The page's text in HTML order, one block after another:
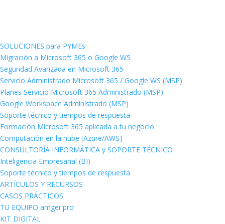
SOLUCIONES para PYMEs
Migración a Microsoft 365 o Google WS
Seguridad Avanzada en Microsoft 365
Servicio Administrado Microsoft 365 / Google WS (MSP)
Planes Servicio Microsoft 365 Administrado (MSP)
Google Workspace Administrado (MSP)
Soporte técnico y tiempos de respuesta
Formación Microsoft 365 aplicada a tu negocio
Computación en la nube [Azure/AWS]
CONSULTORÍA INFORMÁTICA y SOPORTE TÉCNICO
Inteligencia Empresarial (BI)
Soporte técnico y tiempos de respuesta
ARTÍCULOS Y RECURSOS
CASOS PRÁCTICOS
TU EQUIPO amger:pro
KIT DIGITAL